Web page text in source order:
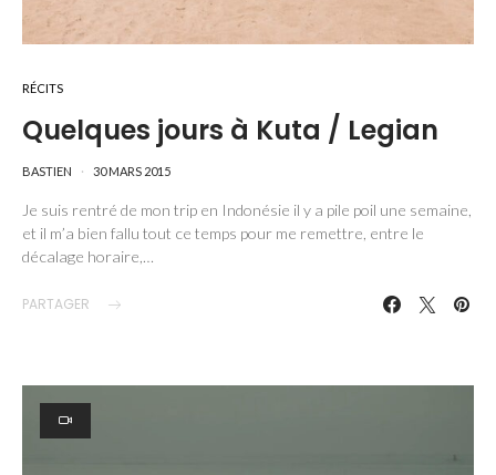
RÉCITS
Quelques jours à Kuta / Legian
BASTIEN 30 MARS 2015
Je suis rentré de mon trip en Indonésie il y a pile poil une semaine,
et il m’a bien fallu tout ce temps pour me remettre, entre le
décalage horaire,…
PARTAGER